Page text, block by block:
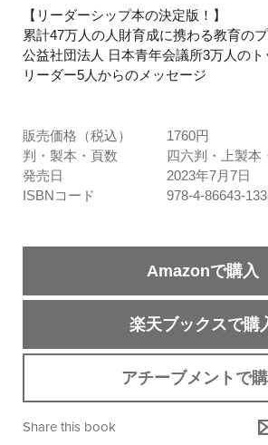
【リーダーシップ本の決定版！】
累計47万人の人財育成に携わる教育の
公益社団法人 日本青年会議所3万人のト
リーダー5人からのメッセージ
販売価格（税込）
1760円
判・製本・頁数
四六判・上製本
発売日
2023年7月7日
ISBNコード
978-4-86643-
Amazonで購入
楽天ブックスで購
アチーブメントで
Share this book